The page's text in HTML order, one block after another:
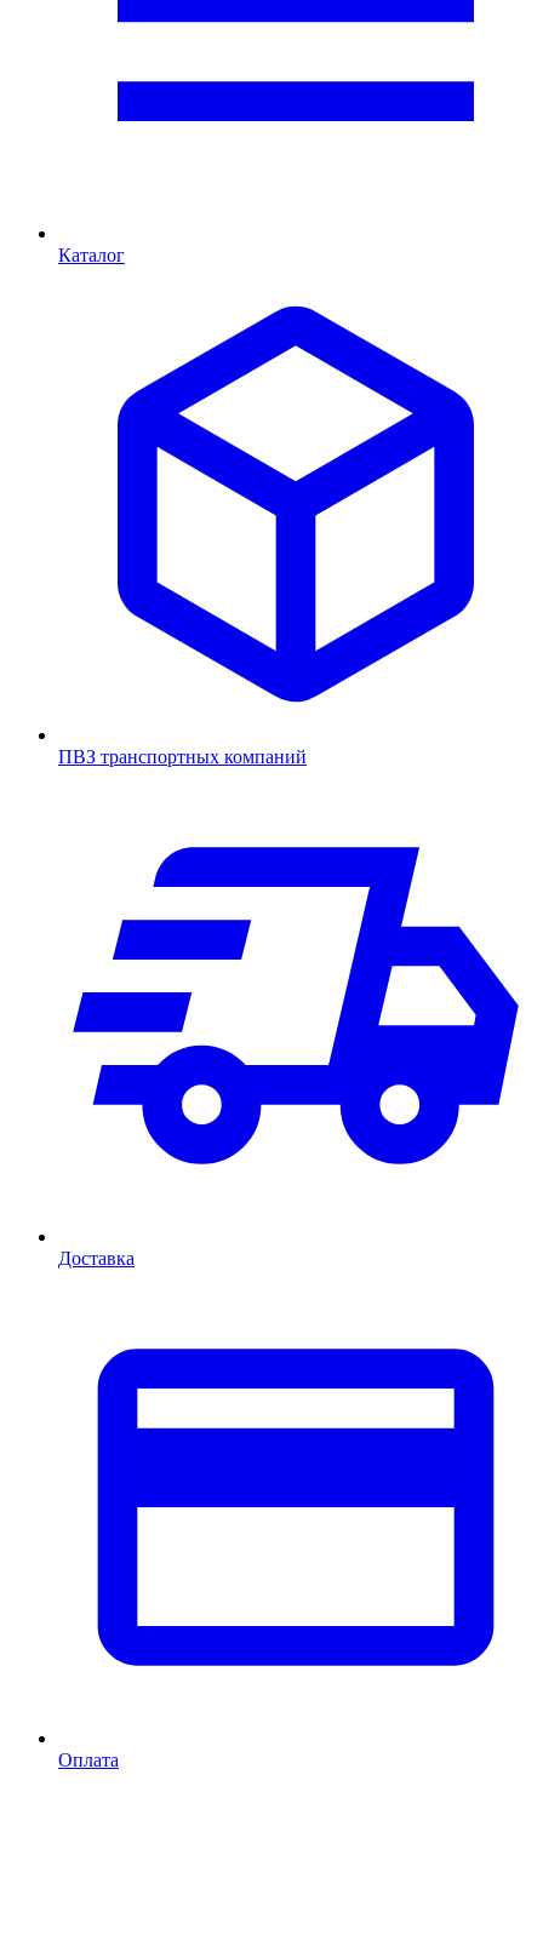
Каталог
ПВЗ транспортных компаний
Доставка
Оплата